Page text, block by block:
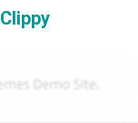
Clippy